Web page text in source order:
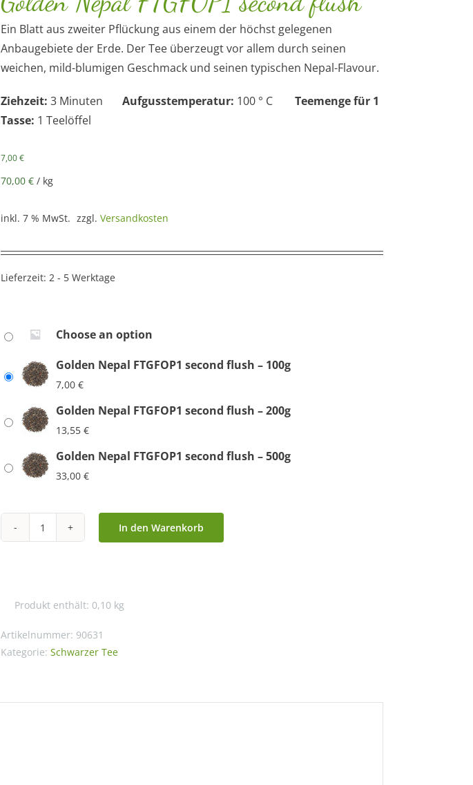
Ein Blatt aus zweiter Pflückung aus einem der höchst gelegenen
Anbaugebiete der Erde. Der Tee überzeugt vor allem durch seinen
weichen, mild-blumigen Geschmack und seinen typischen Nepal-Flavour.
Ziehzeit: 3 Minuten Aufgusstemperatur: 100 ° C Teemenge für 1
Tasse: 1 Teelöffel
7,00€
70,00 € / kg
inkl. 7 % MwSt. zzgl. Versandkosten
Lieferzeit: 2 - 5 Werktage
Choose an option
Golden Nepal FTGFOP1 second flush – 100g
7,00 €
Golden Nepal FTGFOP1 second flush – 200g
13,55 €
Golden Nepal FTGFOP1 second flush – 500g
33,00 €
Golden
flush
Menge
In den Warenkorb
Produkt enthält: 0,10 kg
Artikelnummer: 90631
Kategorie: Schwarzer Tee